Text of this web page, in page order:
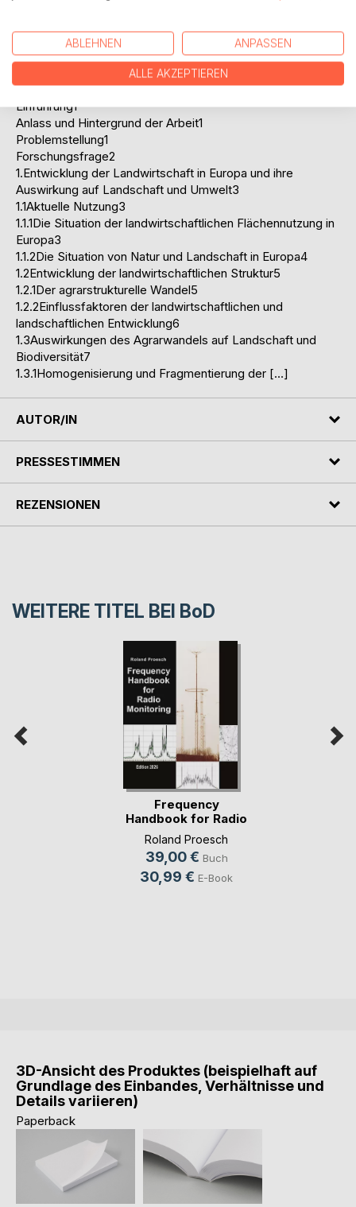
unterschiedlichen Erfordernissen in den sächsischen
Naturräumen eine regionalspezifische Strategie vorlegt.
Inhaltsverzeichnis:Inhaltsverzeichnis:
Einführung1
Anlass und Hintergrund der Arbeit1
Problemstellung1
Forschungsfrage2
1.Entwicklung der Landwirtschaft in Europa und ihre
Auswirkung auf Landschaft und Umwelt3
1.1Aktuelle Nutzung3
1.1.1Die Situation der landwirtschaftlichen Flächennutzung in
Europa3
1.1.2Die Situation von Natur und Landschaft in Europa4
1.2Entwicklung der landwirtschaftlichen Struktur5
1.2.1Der agrarstrukturelle Wandel5
1.2.2Einflussfaktoren der landwirtschaftlichen und
landschaftlichen Entwicklung6
1.3Auswirkungen des Agrarwandels auf Landschaft und
Biodiversität7
1.3.1Homogenisierung und Fragmentierung der […]
AUTOR/IN
PRESSESTIMMEN
REZENSIONEN
WEITERE TITEL BEI BoD
Frequency
Handbook for Radio
Monit(...)
Roland Proesch
39,00 € Buch
30,99 € E-Book
3D-Ansicht des Produktes (beispielhaft auf
Grundlage des Einbandes, Verhältnisse und
Details variieren)
Paperback
ABLEHNEN ANPASSEN
ALLE AKZEPTIEREN